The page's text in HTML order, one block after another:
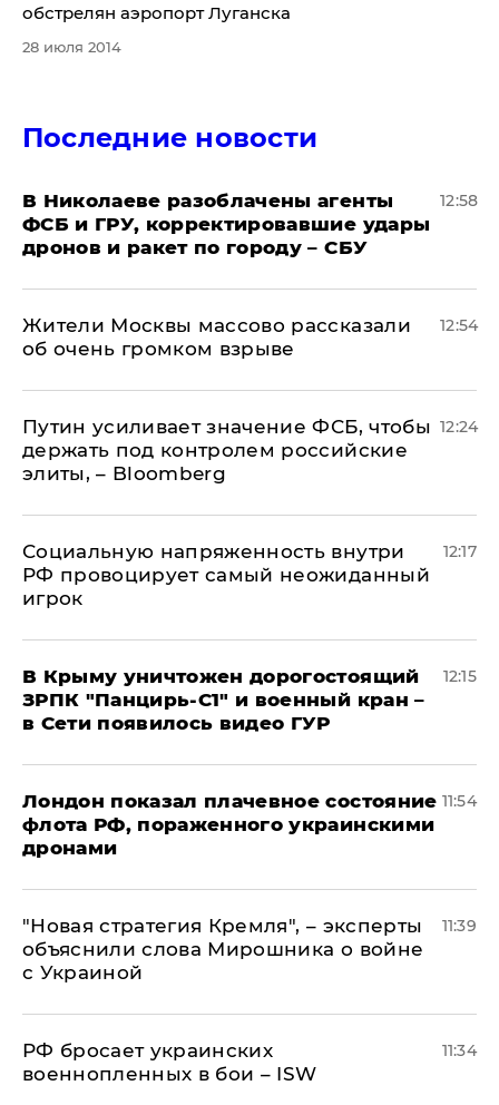
обстрелян аэропорт Луганска
28 июля 2014
Последние новости
В Николаеве разоблачены агенты
ФСБ и ГРУ, корректировавшие удары
дронов и ракет по городу – СБУ
12:58
Жители Москвы массово рассказали
об очень громком взрыве
12:54
Путин усиливает значение ФСБ, чтобы
держать под контролем российские
элиты, – Bloomberg
12:24
Социальную напряженность внутри
РФ провоцирует самый неожиданный
игрок
12:17
В Крыму уничтожен дорогостоящий
ЗРПК "Панцирь-С1" и военный кран –
в Сети появилось видео ГУР
12:15
Лондон показал плачевное состояние
флота РФ, пораженного украинскими
дронами
11:54
"Новая стратегия Кремля", – эксперты
объяснили слова Мирошника о войне
с Украиной
11:39
РФ бросает украинских
военнопленных в бои – ISW
11:34